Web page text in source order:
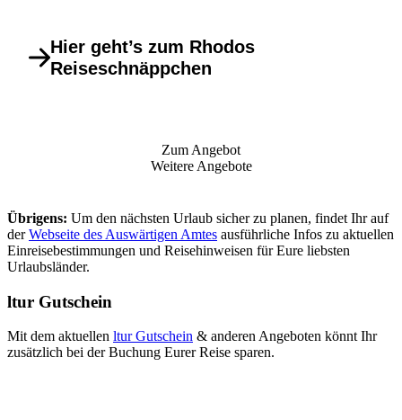
Hier geht’s zum Rhodos
Reiseschnäppchen
Zum Angebot
Weitere Angebote
Übrigens: Um den nächsten Urlaub sicher zu planen, findet Ihr auf
derWebseite des Auswärtigen Amtes ausführliche Infos zu aktuellen
Einreisebestimmungen und Reisehinweisen für Eure liebsten
Urlaubsländer.
ltur Gutschein
Mit dem aktuellen ltur Gutschein & anderen Angeboten könnt Ihr
zusätzlich bei der Buchung Eurer Reise sparen.